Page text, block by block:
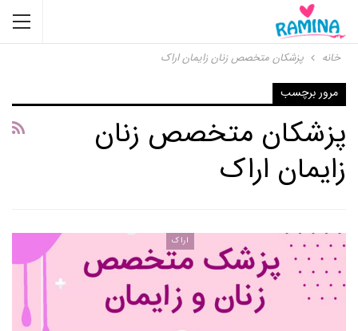
خانه پزشکان متخصص زنان زایمان اراک
مرور برچسب
پزشکان متخصص زنان
زایمان اراک
اراک